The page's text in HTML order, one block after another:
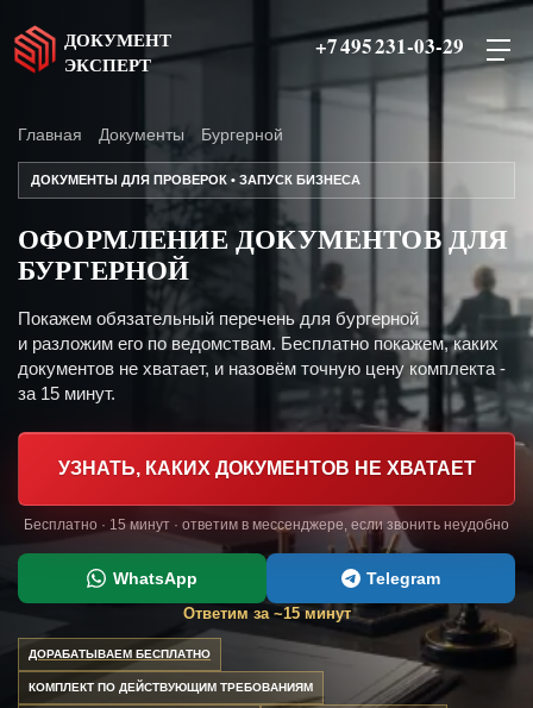
ДОКУМЕНТ
ЭКСПЕРТ
+7 495 231-03-29
Главная Документы Бургерной
ДОКУМЕНТЫ ДЛЯ ПРОВЕРОК • ЗАПУСК БИЗНЕСА
ОФОРМЛЕНИЕ ДОКУМЕНТОВ ДЛЯ
БУРГЕРНОЙ
Покажем обязательный перечень для бургерной
и разложим его по ведомствам. Бесплатно покажем, каких
документов не хватает, и назовём точную цену комплекта -
за 15 минут.
УЗНАТЬ, КАКИХ ДОКУМЕНТОВ НЕ ХВАТАЕТ
Бесплатно · 15 минут · ответим в мессенджере, если звонить неудобно
WhatsApp Telegram
Ответим за ~15 минут
ДОРАБАТЫВАЕМ БЕСПЛАТНО
КОМПЛЕКТ ПО ДЕЙСТВУЮЩИМ ТРЕБОВАНИЯМ